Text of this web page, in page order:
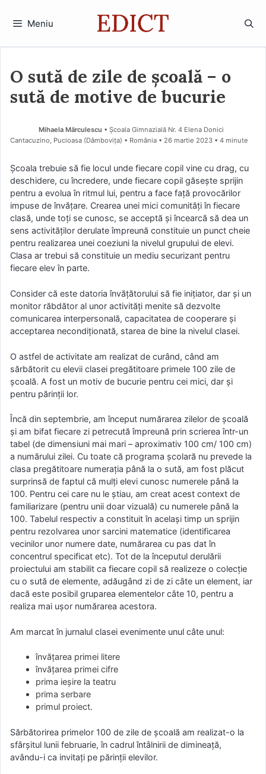
Meniu
O sută de zile de școală – o
sută de motive de bucurie
Mihaela Mărculescu • Școala Gimnazială Nr. 4 Elena Donici
Cantacuzino, Pucioasa (Dâmboviţa) • România
26 martie 2023 • 4 minute
Școala trebuie să fie locul unde fiecare copil vine cu drag, cu
deschidere, cu încredere, unde fiecare copil găsește sprijin
pentru a evolua în ritmul lui, pentru a face față provocărilor
impuse de învățare. Crearea unei mici comunități în fiecare
clasă, unde toți se cunosc, se acceptă și încearcă să dea un
sens activităților derulate împreună constituie un punct cheie
pentru realizarea unei coeziuni la nivelul grupului de elevi.
Clasa ar trebui să constituie un mediu securizant pentru
fiecare elev în parte.
Consider că este datoria învățătorului să fie inițiator, dar și un
monitor răbdător al unor activități menite să dezvolte
comunicarea interpersonală, capacitatea de cooperare și
acceptarea necondiționată, starea de bine la nivelul clasei.
O astfel de activitate am realizat de curând, când am
sărbătorit cu elevii clasei pregătitoare primele 100 zile de
școală. A fost un motiv de bucurie pentru cei mici, dar și
pentru părinții lor.
Încă din septembrie, am început numărarea zilelor de școală
și am bifat fiecare zi petrecută împreună prin scrierea într-un
tabel (de dimensiuni mai mari – aproximativ 100 cm/ 100 cm)
a numărului zilei. Cu toate că programa școlară nu prevede la
clasa pregătitoare numerația până la o sută, am fost plăcut
surprinsă de faptul că mulți elevi cunosc numerele până la
100. Pentru cei care nu le știau, am creat acest context de
familiarizare (pentru unii doar vizuală) cu numerele până la
100. Tabelul respectiv a constituit în același timp un sprijin
pentru rezolvarea unor sarcini matematice (identificarea
vecinilor unor numere date, numărarea cu pas dat în
concentrul specificat etc). Tot de la începutul derulării
proiectului am stabilit ca fiecare copil să realizeze o colecție
cu o sută de elemente, adăugând zi de zi câte un element, iar
dacă este posibil gruparea elementelor câte 10, pentru a
realiza mai ușor numărarea acestora.
Am marcat în jurnalul clasei evenimente unul câte unul:
învățarea primei litere
învățarea primei cifre
prima ieșire la teatru
prima serbare
primul proiect.
Sărbătorirea primelor 100 de zile de școală am realizat-o la
sfârșitul lunii februarie, în cadrul întâlnirii de dimineață,
avându-i ca invitați pe părinții elevilor.